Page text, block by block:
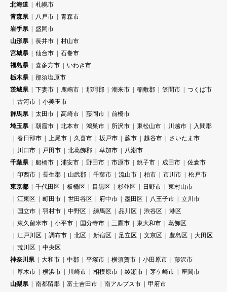
北海道
札幌市
青森県
八戸市
青森市
岩手県
盛岡市
山形県
長井市
村山市
宮城県
仙台市
石巻市
福島県
喜多方市
いわき市
栃木県
那須塩原市
茨城県
下妻市 鹿嶋市 那珂郡 潮来市 稲敷郡 笠間市
つくば市
古河市
小美玉市
群馬県
太田市 高崎市 藤岡市
前橋市
埼玉県
朝霞市 北本市 鴻巣市 所沢市 東松山市 川越市
入間郡
春日部市
上尾市 久喜市 坂戸市 蕨市 越谷市
さいたま市
川口市
戸田市 北葛飾郡 草加市
八潮市
千葉県
船橋市 浦安市 野田市 市原市 銚子市 成田市
佐倉市
印西市
長生郡 山武郡 千葉市 流山市 柏市 市川市
松戸市
東京都
千代田区 板橋区 目黒区 杉並区 日野市
東村山市
江東区
町田市 世田谷区 府中市 墨田区 八王子市
立川市
国立市
羽村市 中野区 練馬区 品川区 渋谷区
港区
東久留米市
小平市 国分寺市 三鷹市 東大和市
葛飾区
江戸川区
調布市 北区 新宿区 足立区 文京区 豊島区
大田区
荒川区
中央区
神奈川県
大和市 中郡 平塚市 横須賀市 小田原市
藤沢市
厚木市
横浜市 川崎市 相模原市 綾瀬市 茅ケ崎市
座間市
山梨県
南都留郡 富士吉田市 南アルプス市
甲府市